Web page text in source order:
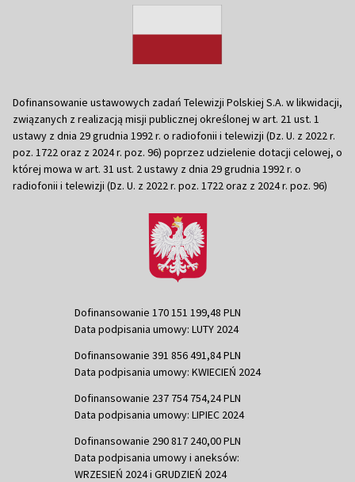
Dofinansowanie ustawowych zadań Telewizji Polskiej S.A. w likwidacji,
związanych z realizacją misji publicznej określonej w art. 21 ust. 1
ustawy z dnia 29 grudnia 1992 r. o radiofonii i telewizji (Dz. U. z 2022 r.
poz. 1722 oraz z 2024 r. poz. 96) poprzez udzielenie dotacji celowej, o
której mowa w art. 31 ust. 2 ustawy z dnia 29 grudnia 1992 r. o
radiofonii i telewizji (Dz. U. z 2022 r. poz. 1722 oraz z 2024 r. poz. 96)
Dofinansowanie 170 151 199,48 PLN
Data podpisania umowy: LUTY 2024
Dofinansowanie 391 856 491,84 PLN
Data podpisania umowy: KWIECIEŃ 2024
Dofinansowanie 237 754 754,24 PLN
Data podpisania umowy: LIPIEC 2024
Dofinansowanie 290 817 240,00 PLN
Data podpisania umowy i aneksów:
WRZESIEŃ 2024 i GRUDZIEŃ 2024